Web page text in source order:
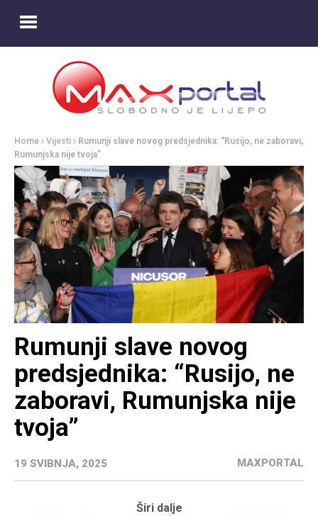
Home Vijesti
Rumunji slave novog predsjednika: “Rusijo, ne zaboravi,
Rumunjska nije tvoja”
Rumunji slave novog
predsjednika: “Rusijo, ne
zaboravi, Rumunjska nije
tvoja”
19 SVIBNJA, 2025 MAXPORTAL
Širi dalje